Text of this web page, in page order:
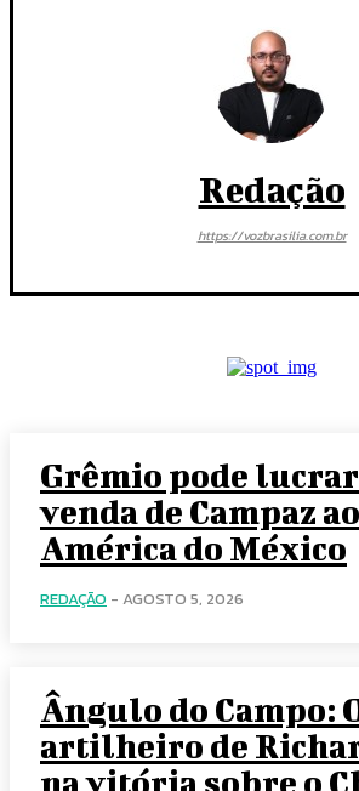
Redação
https://vozbrasilia.com.br
Grêmio pode
venda de Campaz ao
América do México
REDAÇÃO - AGOSTO 5, 2026
Ângulo do Campo:
artilheiro de
na vitória sobre o